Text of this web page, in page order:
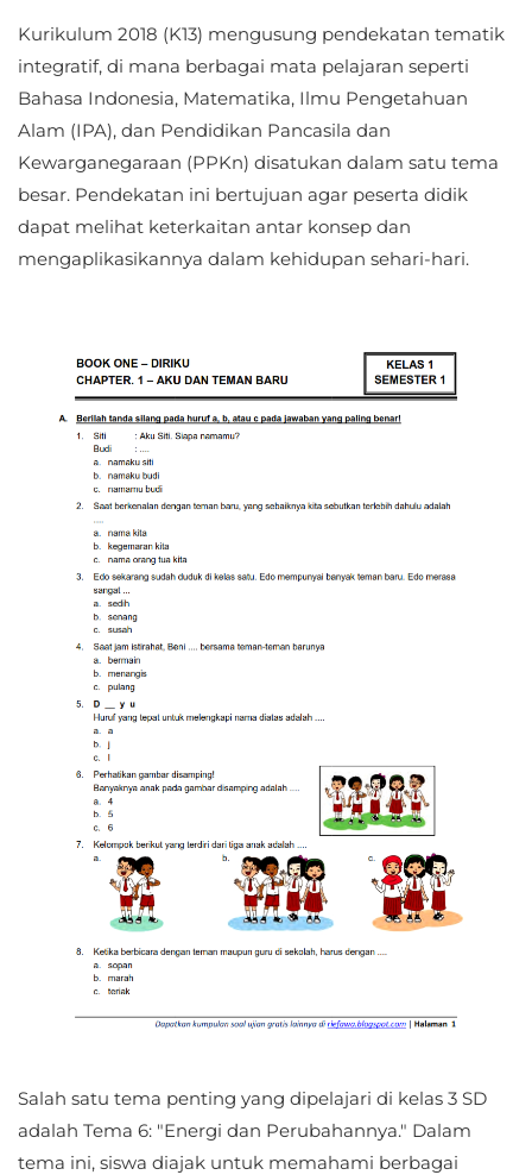
Kurikulum 2018 (K13) mengusung pendekatan tematik
integratif, di mana berbagai mata pelajaran seperti
Bahasa Indonesia, Matematika, Ilmu Pengetahuan
Alam (IPA), dan Pendidikan Pancasila dan
Kewarganegaraan (PPKn) disatukan dalam satu tema
besar. Pendekatan ini bertujuan agar peserta didik
dapat melihat keterkaitan antar konsep dan
mengaplikasikannya dalam kehidupan sehari-hari.
Salah satu tema penting yang dipelajari di kelas 3 SD
adalah Tema 6: "Energi dan Perubahannya." Dalam
tema ini, siswa diajak untuk memahami berbagai